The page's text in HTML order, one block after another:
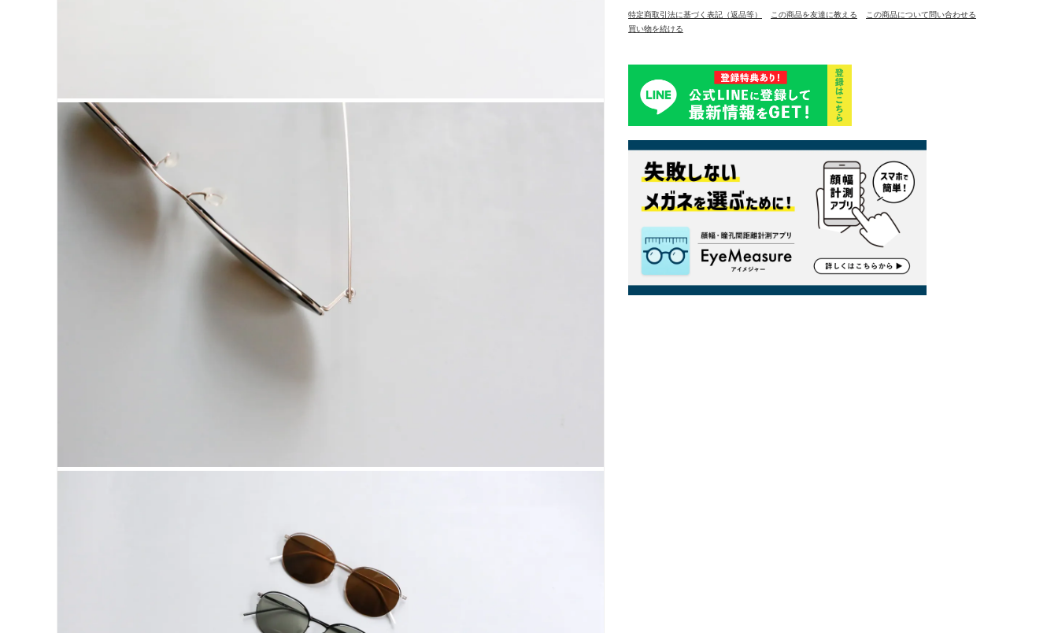
特定商取引法に基づく表記（返品等） この商品を友達に教える
この商品について問い合わせる
買い物を続ける